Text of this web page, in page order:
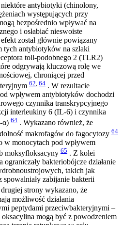
antybiotyki (chinolony,
występujących przy
bezpośrednio wpływać na
i osłabiać nieswoiste
został głównie powiązany
tych antybiotyków na szlaki
toll-podobnego 2 (TLR2)
odgrywają kluczową rolę we
chroniącej przed
62 64 . W rezultacie
wpływem antybiotyków dochodzi
czynnika transkrypcyjnego
interleukiny 6 (IL-6) i czynnika
α) 64 . Wykazano również, że
makrofagów do fagocytozy 64
w monocytach pod wpływem
moksyfloksacyny 65 . Z kolei
bakteriobójcze działanie
takich jak
zabijanie bakterii
strony wykazano, że
możliwość działania
peptydami przeciwbakteryjnymi –
mogą być z powodzeniem